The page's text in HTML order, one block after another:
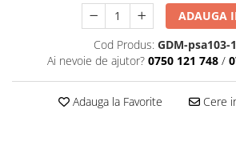
ADAUGA
Cod Produs: GDM-psa103-
Ai nevoie de ajutor? 0750 121 748 /
Adauga la Favorite Cere